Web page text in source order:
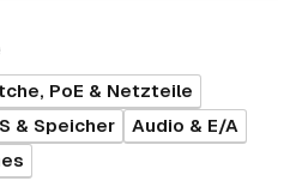
PoE & Netzteile
& Speicher
Audio & E/A